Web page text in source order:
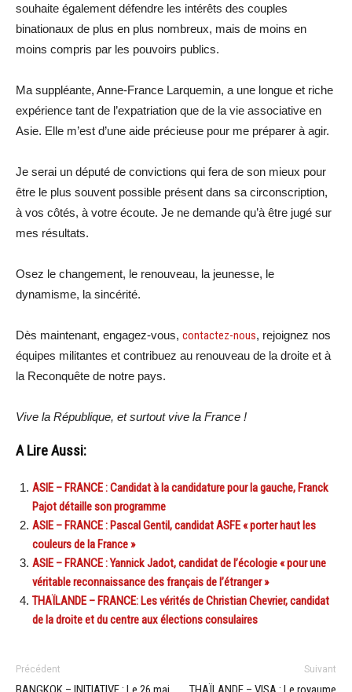
souhaite également défendre les intérêts des couples
binationaux de plus en plus nombreux, mais de moins en
moins compris par les pouvoirs publics.
Ma suppléante, Anne-France Larquemin, a une longue et riche
expérience tant de l’expatriation que de la vie associative en
Asie. Elle m’est d’une aide précieuse pour me préparer à agir.
Je serai un député de convictions qui fera de son mieux pour
être le plus souvent possible présent dans sa circonscription,
à vos côtés, à votre écoute. Je ne demande qu’à être jugé sur
mes résultats.
Osez le changement, le renouveau, la jeunesse, le
dynamisme, la sincérité.
Dès maintenant, engagez-vous, contactez-nous, rejoignez nos
équipes militantes et contribuez au renouveau de la droite et à
la Reconquête de notre pays.
Vive la République, et surtout vive la France !
A Lire Aussi:
ASIE – FRANCE : Candidat à la candidature pour la gauche, Franck
Pajot détaille son programme
ASIE – FRANCE : Pascal Gentil, candidat ASFE « porter haut les
couleurs de la France »
ASIE – FRANCE : Yannick Jadot, candidat de l’écologie « pour une
véritable reconnaissance des français de l’étranger »
THAÏLANDE – FRANCE: Les vérités de Christian Chevrier, candidat
de la droite et du centre aux élections consulaires
Précédent Suivant